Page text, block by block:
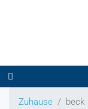
Zuhause beck